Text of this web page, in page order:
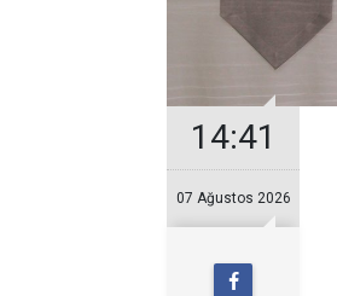
14:41
07 Ağustos 2026